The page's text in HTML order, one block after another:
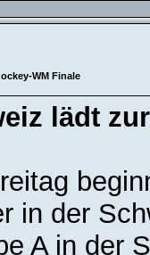
WM Finale
lädt
in der
A in der